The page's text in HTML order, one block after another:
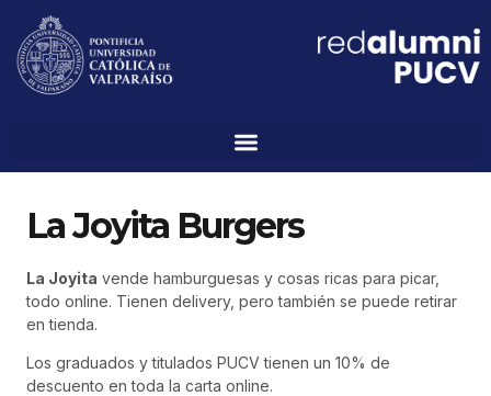
La Joyita Burgers
La Joyita vende hamburguesas y cosas ricas para picar,
todo online. Tienen delivery, pero también se puede retirar
en tienda.
Los graduados y titulados PUCV tienen un 10% de
descuento en toda la carta online.